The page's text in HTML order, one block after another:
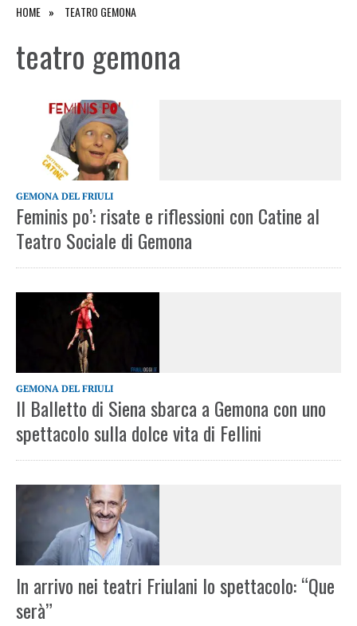
HOME TEATRO GEMONA
teatro gemona
GEMONA DEL FRIULI
Feminis po’: risate e riflessioni con Catine al
Teatro Sociale di Gemona
GEMONA DEL FRIULI
Il Balletto di Siena sbarca a Gemona con uno
spettacolo sulla dolce vita di Fellini
In arrivo nei teatri Friulani lo spettacolo: “Que
serà”